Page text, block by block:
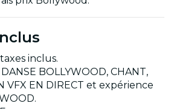
inclus.
BOLLYWOOD, CHANT,
VFX EN DIRECT et expérience